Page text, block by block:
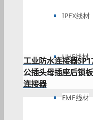
IPEX线材
UHF线材
FME线材
工业防水连接器
公插头母插座后锁
连接器